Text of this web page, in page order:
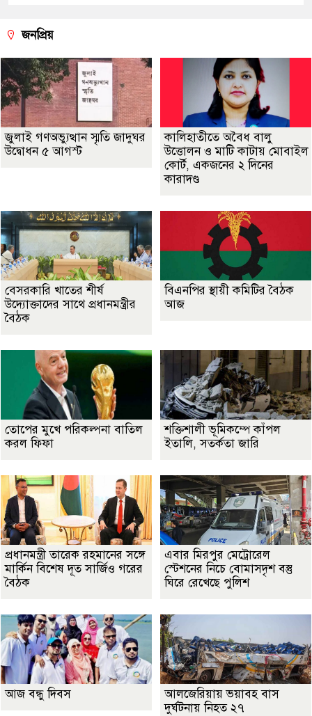
জনপ্রিয়
জুলাই গণঅভ্যুত্থান স্মৃতি জাদুঘর
উদ্বোধন ৫ আগস্ট
কালিহাতীতে অবৈধ বালু
উত্তোলন ও মাটি কাটায় মোবাইল
কোর্ট, একজনের ২ দিনের
কারাদণ্ড
বেসরকারি খাতের শীর্ষ
উদ্যোক্তাদের সাথে প্রধানমন্ত্রীর
বৈঠক
বিএনপির স্থায়ী কমিটির বৈঠক
আজ
তোপের মুখে পরিকল্পনা বাতিল
করল ফিফা
শক্তিশালী ভূমিকম্পে কাঁপল
ইতালি, সতর্কতা জারি
প্রধানমন্ত্রী তারেক রহমানের সঙ্গে
মার্কিন বিশেষ দূত সার্জিও গরের
বৈঠক
এবার মিরপুর মেট্রোরেল
স্টেশনের নিচে বোমাসদৃশ বস্তু
ঘিরে রেখেছে পুলিশ
আজ বন্ধু দিবস
আলজেরিয়ায় ভয়াবহ বাস
দুর্ঘটনায় নিহত ২৭